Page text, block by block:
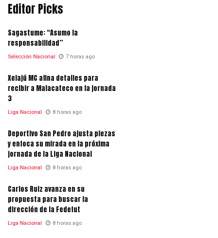
Editor Picks
Sagastume: “Asumo la
responsabilidad”
Selección Nacional 7 horas ago
Xelajú MC afina detalles para
recibir a Malacateco en la jornada
3
Liga Nacional 8 horas ago
Deportivo San Pedro ajusta piezas
y enfoca su mirada en la próxima
jornada de la Liga Nacional
Liga Nacional 8 horas ago
Carlos Ruiz avanza en su
propuesta para buscar la
dirección de la Fedefut
Liga Nacional 8 horas ago